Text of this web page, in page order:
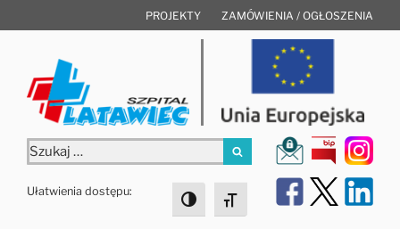
do
PROJEKTY ZAMÓWIENIA / OGŁOSZENIA
Szukaj:
Szukaj
Ułatwienia dostępu:
Toggle High Contrast
Toggle Font size